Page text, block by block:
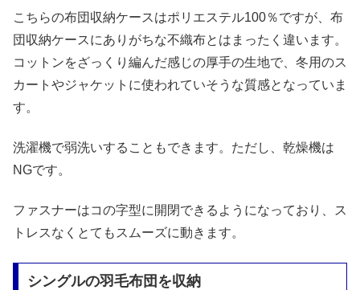
こちらの布団収納ケースはポリエステル100％ですが、布
団収納ケースにありがちな不織布とはまったく違います。
コットンをざっくり編んだ感じの厚手の生地で、冬用のス
カートやジャケットに使われていそうな質感となっていま
す。
洗濯機で弱洗いすることもできます。ただし、乾燥機は
NGです。
ファスナーはコの字型に開閉できるようになっており、ス
トレスなくとてもスムーズに動きます。
シングルの羽毛布団を収納